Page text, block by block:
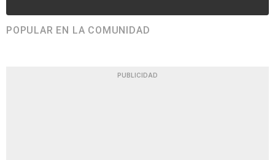
POPULAR EN LA COMUNIDAD
PUBLICIDAD